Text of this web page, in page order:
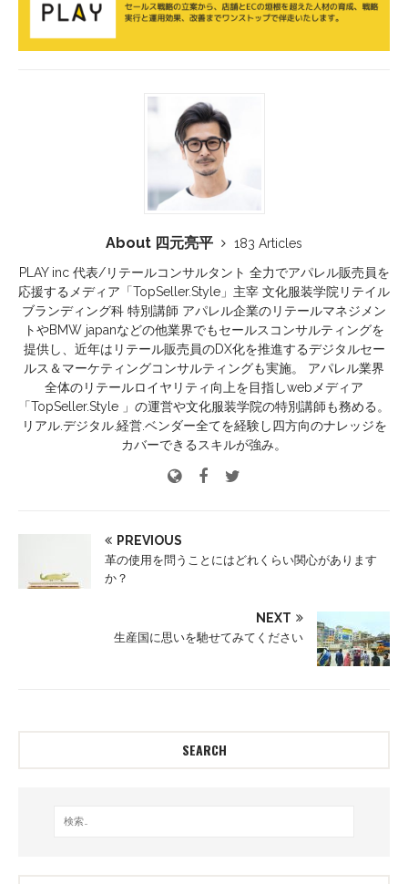
About 四元亮平
183 Articles
PLAY inc 代表/リテールコンサルタント 全力でアパレル販売員を
応援するメディア「TopSeller.Style」主宰 文化服装学院リテイル
ブランディング科 特別講師 アパレル企業のリテールマネジメン
トやBMW japanなどの他業界でもセールスコンサルティングを
提供し、近年はリテール販売員のDX化を推進するデジタルセー
ルス＆マーケティングコンサルティングも実施。 アパレル業界
全体のリテールロイヤリティ向上を目指しwebメディア
「TopSeller.Style 」の運営や文化服装学院の特別講師も務める。
リアル.デジタル.経営.ベンダー全てを経験し四方向のナレッジを
カバーできるスキルが強み。
PREVIOUS
革の使用を問うことにはどれくらい関心があります
か？
NEXT
生産国に思いを馳せてみてください
SEARCH